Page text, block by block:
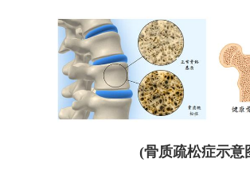
(骨质疏松症示意